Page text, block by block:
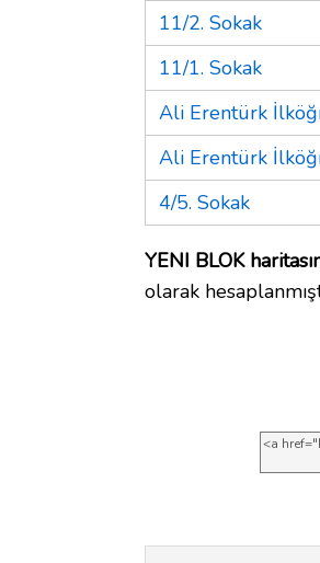
11/2. Sokak
11/1. Sokak
Ali Erentürk
Ali Erentürk
4/5. Sokak
YENI BLOK
olarak